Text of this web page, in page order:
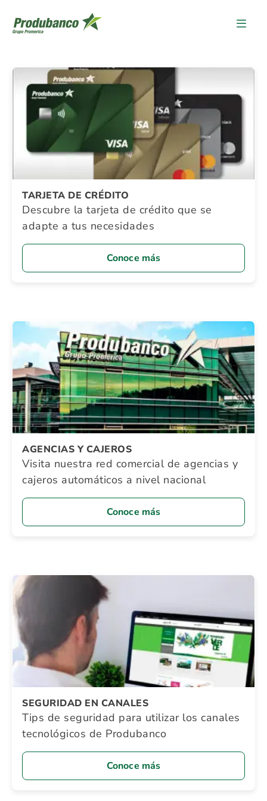
TARJETA DE CRÉDITO
Descubre la tarjeta de crédito que se
adapte a tus necesidades
Conoce más
AGENCIAS Y CAJEROS
Visita nuestra red comercial de agencias y
cajeros automáticos a nivel nacional
Conoce más
SEGURIDAD EN CANALES
Tips de seguridad para utilizar los canales
tecnológicos de Produbanco
Conoce más